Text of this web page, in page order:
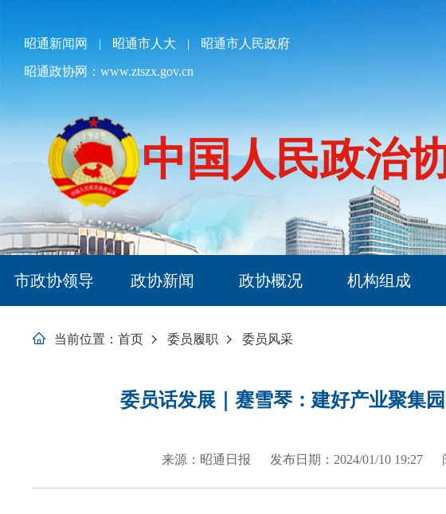
用
作
引
昭通新闻网 | 昭通市人大 | 昭通市人民政府
昭通政协网：www.ztszx.gov.cn
中国人民政治
市政协领导 政协新闻 政协概况 机构组成
当前位置： 首页 委员履职 委员风采
委员话发展｜蹇雪琴：建好产业聚集
来源：昭通日报 发布日期：2024/01/10 19:27